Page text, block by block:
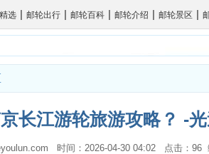
选 | 邮轮出行 | 邮轮百科 | 邮轮介绍 | 邮轮景区 |
长江游轮旅游攻略？ -
时间：2026-04-30 04:02 点击：